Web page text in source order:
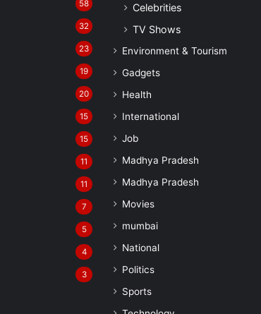
58
32
23
19
20
15
15
11
11
7
5
4
3
Celebrities
TV Shows
Environment & Tourism
Gadgets
Health
International
Job
Madhya Pradesh
Madhya Pradesh
Movies
mumbai
National
Politics
Sports